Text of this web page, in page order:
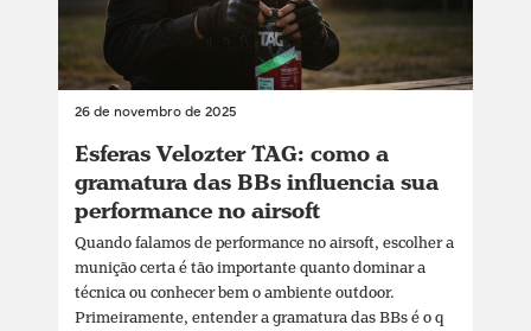
26 de novembro de 2025
Esferas Velozter TAG: como a
gramatura das BBs influencia sua
performance no airsoft
Quando falamos de performance no airsoft, escolher a
munição certa é tão importante quanto dominar a
técnica ou conhecer bem o ambiente outdoor.
Primeiramente, entender a gramatura das BBs é o q